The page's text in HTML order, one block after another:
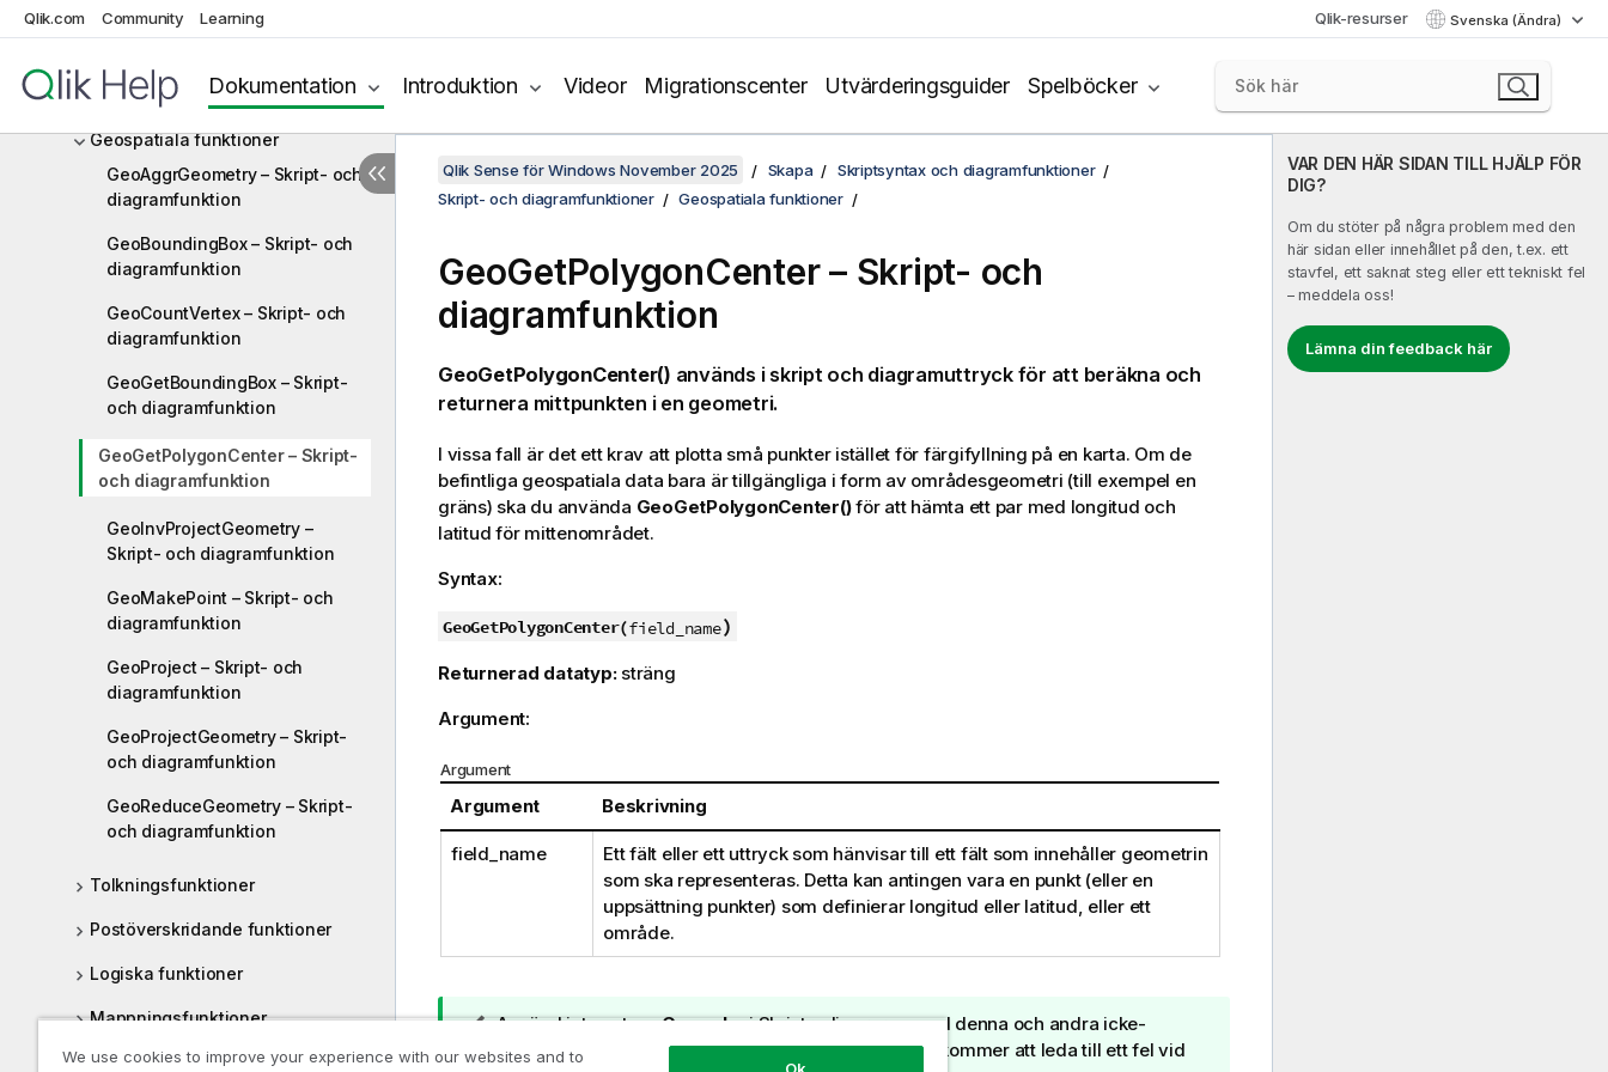
Qlik.com Community Learning Qlik-resurser Svenska (Ändra)
Dokumentation Introduktion Videor Migrationscenter Utvärderingsguider Spelböcker
Allmänna numeriska funktioner
Geospatiala funktioner
GeoAggrGeometry – Skript- och
diagramfunktion
GeoBoundingBox – Skript- och
diagramfunktion
GeoCountVertex – Skript- och
diagramfunktion
GeoGetBoundingBox – Skript-
och diagramfunktion
GeoGetPolygonCenter – Skript-
och diagramfunktion
GeoInvProjectGeometry –
Skript- och diagramfunktion
GeoMakePoint – Skript- och
diagramfunktion
GeoProject – Skript- och
diagramfunktion
GeoProjectGeometry – Skript-
och diagramfunktion
GeoReduceGeometry – Skript-
och diagramfunktion
Tolkningsfunktioner
Postöverskridande funktioner
Logiska funktioner
Mappningsfunktioner
Matematiska funktioner
VAR DEN HÄR SIDAN TILL HJÄLP FÖR
DIG?
Om du stöter på några problem med den
här sidan eller innehållet på den, t.ex. ett
stavfel, ett saknat steg eller ett tekniskt fel
– meddela oss!
Lämna din feedback här
Qlik Sense för Windows November 2025 Skapa
Skriptsyntax och diagramfunktioner
Skript- och diagramfunktioner
Geospatiala funktioner
GeoGetPolygonCenter – Skript- och
diagramfunktion
GeoGetPolygonCenter() används i skript och diagramuttryck för att beräkna och
returnera mittpunkten i en geometri.
I vissa fall är det ett krav att plotta små punkter istället för färgifyllning på en karta. Om de
befintliga geospatiala data bara är tillgängliga i form av områdesgeometri (till exempel en
gräns) ska du använda GeoGetPolygonCenter()för att hämta ett par med longitud och
latitud för mittenområdet.
Syntax:
GeoGetPolygonCenter(field_name)
Returnerad datatyp: sträng
Argument:
Argument
Argument Beskrivning
field_name
Ett fält eller ett uttryck som hänvisar till ett fält som innehåller geometrin
som ska representeras. Detta kan antingen vara en punkt (eller en
uppsättning punkter) som definierar longitud eller latitud, eller ett
område.
A
n
Använd inte satsenGroup byi Skriptredigeraren med denna och andra icke-
aggregerade geospatiala funktioner, eftersom detta kommer att leda till ett fel vid
We use cookies to improve your experience with our websites and to